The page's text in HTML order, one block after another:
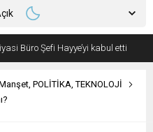
Büro Şefi Hayye’yi kabul etti
, POLİTİKA,TEKNOLOJİ